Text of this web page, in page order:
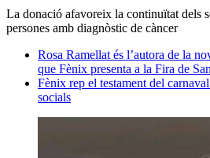
La donació afavoreix la continuïtat dels
persones amb diagnòstic de càncer
Rosa Ramellat és l’autora de la
que Fènix presenta a la Fira de
Fènix rep el testament del
socials